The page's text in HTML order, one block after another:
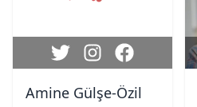
Amine Gülşe-Özil